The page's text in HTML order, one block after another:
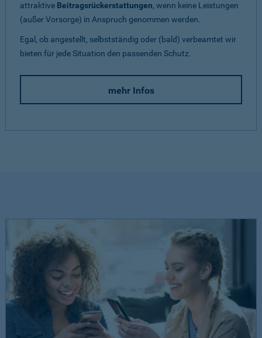
attraktive Beitragsrückerstattungen, wenn keine Leistungen
(außer Vorsorge) in Anspruch genommen werden.
Egal, ob angestellt, selbstständig oder (bald) verbeamtet wir
bieten für jede Situation den passenden Schutz.
mehr Infos